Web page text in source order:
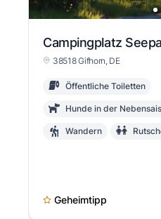
Campingplatz
38518 Gifhorn, DE
Öffentliche Toiletten
Hunde in der
Wandern
Geheimtipp